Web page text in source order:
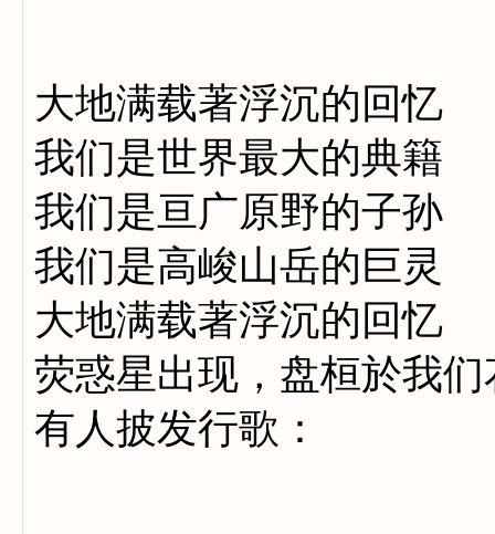
大地满载著浮沉的回忆
我们是世界最大的典籍
我们是亘广原野的子孙
我们是高峻山岳的巨灵
大地满载著浮沉的回忆
荧惑星出现，盘桓於我
有人披发行歌：